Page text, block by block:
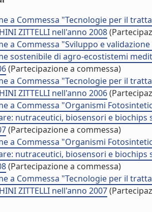
a Commessa "Tecnologie per il
ZITTELLI nell'anno 2008
a Commessa "Sviluppo e
sostenibile di agro-ecostistemi
(Partecipazione a commessa)
a Commessa "Tecnologie per il
ZITTELLI nell'anno 2006
a Commessa "Organismi
nutraceutici, biosensori e biochips
(Partecipazione a commessa)
a Commessa "Organismi
nutraceutici, biosensori e biochips
(Partecipazione a commessa)
a Commessa "Tecnologie per il
ZITTELLI nell'anno 2007